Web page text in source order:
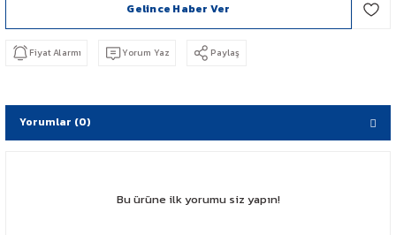
CBR 250
NX 500
Gelince Haber Ver
Fiyat Alarmı Yorum Yaz Paylaş
Yorumlar (0)
Bu ürüne ilk yorumu siz yapın!